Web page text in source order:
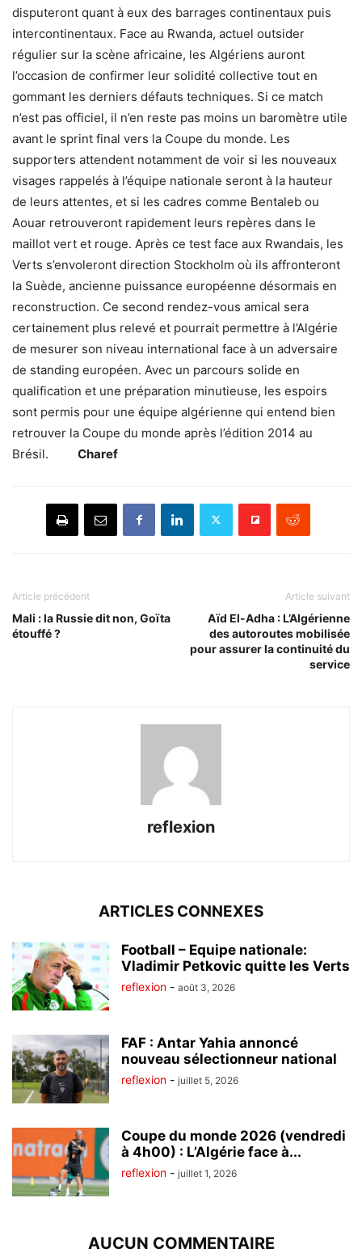
disputeront quant à eux des barrages continentaux puis
intercontinentaux. Face au Rwanda, actuel outsider
régulier sur la scène africaine, les Algériens auront
l’occasion de confirmer leur solidité collective tout en
gommant les derniers défauts techniques. Si ce match
n’est pas officiel, il n’en reste pas moins un baromètre utile
avant le sprint final vers la Coupe du monde. Les
supporters attendent notamment de voir si les nouveaux
visages rappelés à l’équipe nationale seront à la hauteur
de leurs attentes, et si les cadres comme Bentaleb ou
Aouar retrouveront rapidement leurs repères dans le
maillot vert et rouge. Après ce test face aux Rwandais, les
Verts s’envoleront direction Stockholm où ils affronteront
la Suède, ancienne puissance européenne désormais en
reconstruction. Ce second rendez-vous amical sera
certainement plus relevé et pourrait permettre à l’Algérie
de mesurer son niveau international face à un adversaire
de standing européen. Avec un parcours solide en
qualification et une préparation minutieuse, les espoirs
sont permis pour une équipe algérienne qui entend bien
retrouver la Coupe du monde après l’édition 2014 au
Brésil. Charef
Article précédent
Mali : la Russie dit non, Goïta
étouffé ?
Article suivant
Aïd El-Adha : L’Algérienne
des autoroutes mobilisée
pour assurer la continuité du
service
reflexion
ARTICLES CONNEXES
Football – Equipe nationale:
Vladimir Petkovic quitte les Verts
reflexion - août 3, 2026
FAF : Antar Yahia annoncé
nouveau sélectionneur national
reflexion - juillet 5, 2026
Coupe du monde 2026 (vendredi
à 4h00) : L’Algérie face à...
reflexion - juillet 1, 2026
AUCUN COMMENTAIRE